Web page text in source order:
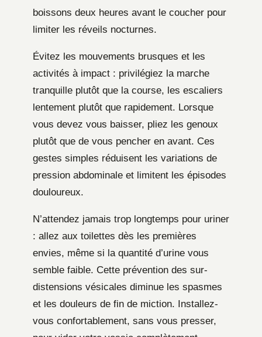
boissons deux heures avant le coucher pour
limiter les réveils nocturnes.
Évitez les mouvements brusques et les
activités à impact : privilégiez la marche
tranquille plutôt que la course, les escaliers
lentement plutôt que rapidement. Lorsque
vous devez vous baisser, pliez les genoux
plutôt que de vous pencher en avant. Ces
gestes simples réduisent les variations de
pression abdominale et limitent les épisodes
douloureux.
N’attendez jamais trop longtemps pour uriner
: allez aux toilettes dès les premières
envies, même si la quantité d’urine vous
semble faible. Cette prévention des sur-
distensions vésicales diminue les spasmes
et les douleurs de fin de miction. Installez-
vous confortablement, sans vous presser,